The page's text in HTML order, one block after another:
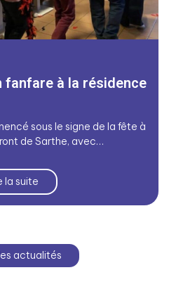
fanfare à la résidence
sous le signe de la fête à
de Sarthe, avec…
la suite
actualités